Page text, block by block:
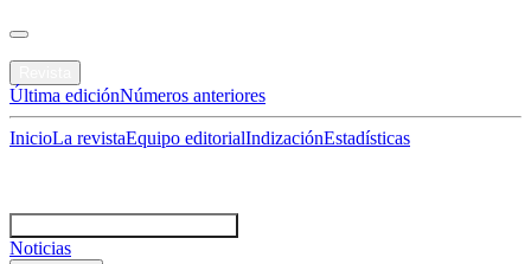
Última ediciónNúmeros anteriores
InicioLa revistaEquipo editorialIndizaciónEstadísticas
Noticias